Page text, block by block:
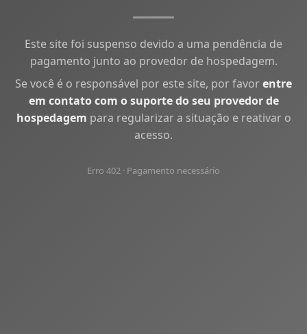
Este site foi suspenso devido a uma pendência de
pagamento junto ao provedor de hospedagem.
Se você é o responsável por este site, por favorentre
em contato com o suporte do seu provedor de
hospedagem para regularizar a situação e reativar o
acesso.
Erro 402 · Pagamento necessário